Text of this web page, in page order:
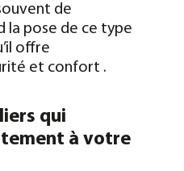
de
la pose de ce type
offre
et confort .
qui
à votre